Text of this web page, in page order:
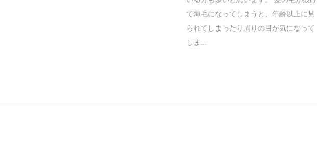
て薄毛になってしまうと、年齢以上に見
られてしまったり周りの目が気になって
しま...